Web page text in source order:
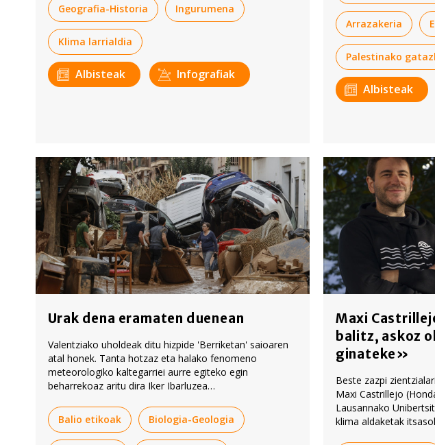
Geografia-Historia Ingurumena
Klima larrialdia
Albisteak Infografiak
Arrazakeria
Palestinako
Albisteak
Urak dena eramaten duenean
Valentziako uholdeak ditu hizpide 'Berriketan' saioaren
atal honek. Tanta hotzaz eta halako fenomeno
meteorologiko kaltegarriei aurre egiteko egin
beharrekoaz aritu dira Iker Ibarluzea
azaldu du Asier Agirre suhiltzaileak, han lanean aritu
baita zenbait egunez.
Balio etikoak Biologia-Geologia
Maxi
balitz, askoz
ginateke»
Beste zazpi
Maxi Castrillejo
Lausannako
klima aldaketak